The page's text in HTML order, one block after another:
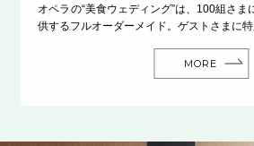
オペラの“美食ウェディング”は、100組さ
供するフルオーダーメイド。ゲストさまに特
MORE